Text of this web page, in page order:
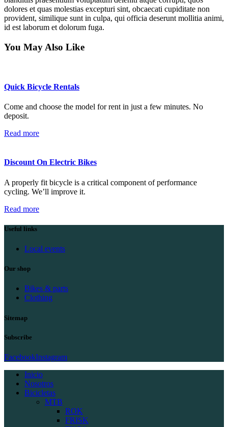
dolores et quas molestias excepturi sint, obcaecati cupiditate non
provident, similique sunt in culpa, qui officia deserunt mollitia animi,
id est laborum et dolorum fuga.
You May Also Like
Quick Bicycle Rentals
Come and choose the model for rent in just a few minutes. No
deposit.
Read more
Discount On Electric Bikes
A properly fit bicycle is a critical component of performance
cycling. We’ll improve it.
Read more
Useful links
Local events
Our shop
Bikes & parts
Clothing
Sitemap
Subscribe
FacebookInstagram
Inicio
Nosotros
Bicicletas
MTB
ROK
FRISK